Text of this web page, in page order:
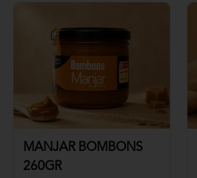
MANJAR BOMBONS
260GR